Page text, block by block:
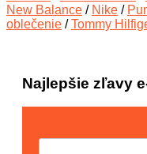
New Balance / Nike /
oblečenie /Tommy
Najlepšie zľavy